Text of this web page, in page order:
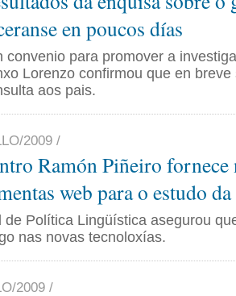
en poucos días
convenio para promover a
Lorenzo confirmou que en
aos pais.
2009 /
Ramón Piñeiro fornece
web para o estudo
de Política Lingüística asegurou
nas novas tecnoloxías.
2009 /